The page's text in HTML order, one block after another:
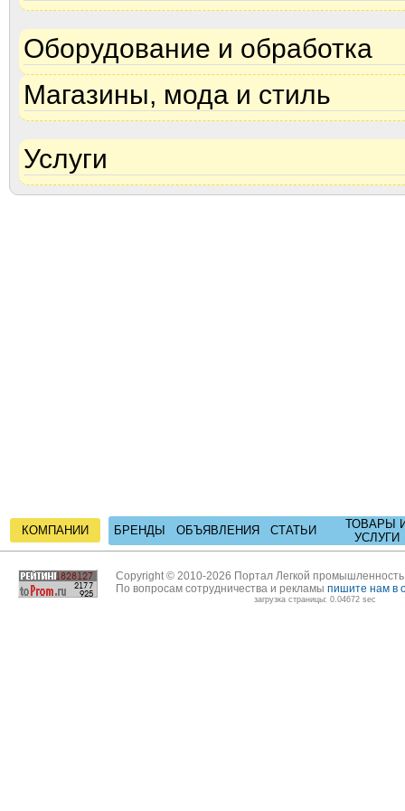
Оборудование и обработка
Магазины, мода и стиль
Услуги
КОМПАНИИ БРЕНДЫ ОБЪЯВЛЕНИЯ СТАТЬИ
ТОВАРЫ
УСЛУГИ
Copyright © 2010-2026 Портал Легкой
По вопросам сотрудничества и рекламы пишите нам в
загрузка страницы: 0.04672 sec